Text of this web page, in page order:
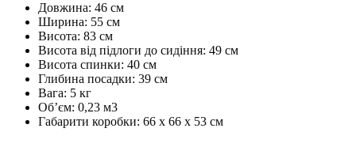
Довжина: 46 см
Ширина: 55 см
Висота: 83 см
Висота від підлоги до сидіння: 49 см
Висота спинки: 40 см
Глибина посадки: 39 см
Вага: 5 кг
Об’єм: 0,23 м3
Габарити коробки: 66 х 66 х 53 см